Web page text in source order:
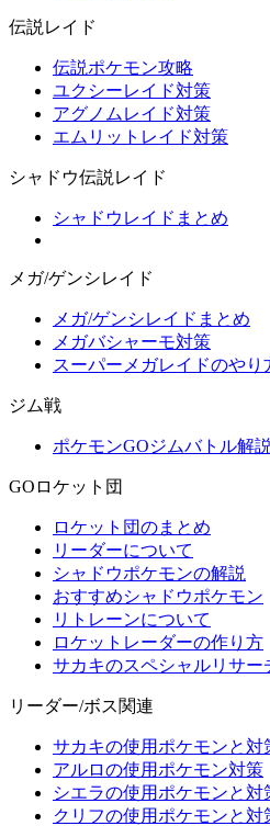
伝説レイド
伝説ポケモン攻略
ユクシーレイド対策
アグノムレイド対策
エムリットレイド対策
シャドウ伝説レイド
シャドウレイドまとめ
メガ/ゲンシレイド
メガ/ゲンシレイドまとめ
メガバシャーモ対策
スーパーメガレイドのやり
ジム戦
ポケモンGOジムバトル解説
GOロケット団
ロケット団のまとめ
リーダーについて
シャドウポケモンの解説
おすすめシャドウポケモン
リトレーンについて
ロケットレーダーの作り方
サカキのスペシャルリサー
リーダー/ボス関連
サカキの使用ポケモンと対
アルロの使用ポケモン対策
シエラの使用ポケモンと対
クリフの使用ポケモンと対